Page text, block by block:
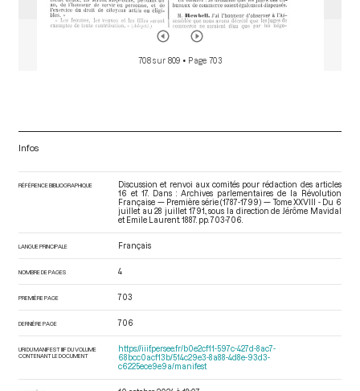
708 sur 809 • Page 703
Infos
RÉFÉRENCE BIBLIOGRAPHIQUE
Discussion et renvoi aux comités pour rédaction des articles
16 et 17. Dans : Archives parlementaires de la Révolution
Française — Première série (1787-1799) — Tome XXVIII - Du 6
juillet au 28 juillet 1791. , sous la direction de Jérôme Mavidal
et Emile Laurent. 1887. pp. 703-706.
LANGUE PRINCIPALE Français
NOMBRE DE PAGES 4
PREMIÈRE PAGE 703
DERNIÈRE PAGE 706
URI DU MANIFEST IIIF DU VOLUME
CONTENANT LE DOCUMENT
https://iiif.persee.fr/b0e2cf11-597c-427d-8ac7-
68bcc0acf13b/514c29e3-8a88-4d8e-93d3-
c6225ece9e9a/manifest